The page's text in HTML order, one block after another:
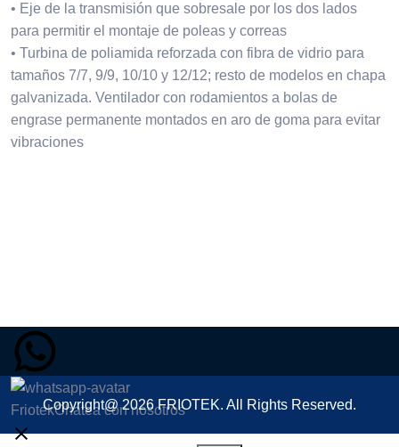
• Eje de la transmisión que sobresale por los dos lados
para permitir el montaje de poleas y correas
• Turbina de poliamida reforzada con fibra de vidrio para
tamaños 7/7, 9/9, 10/10 y 12/12; resto de modelos en chapa
galvanizada. Ventilador con rodamientos a bolas de
engrase permanente montados en aro de goma para evitar
FriotekChatea con nosotros
Copyright@2026 FRIOTEK. All Rights Reserved.